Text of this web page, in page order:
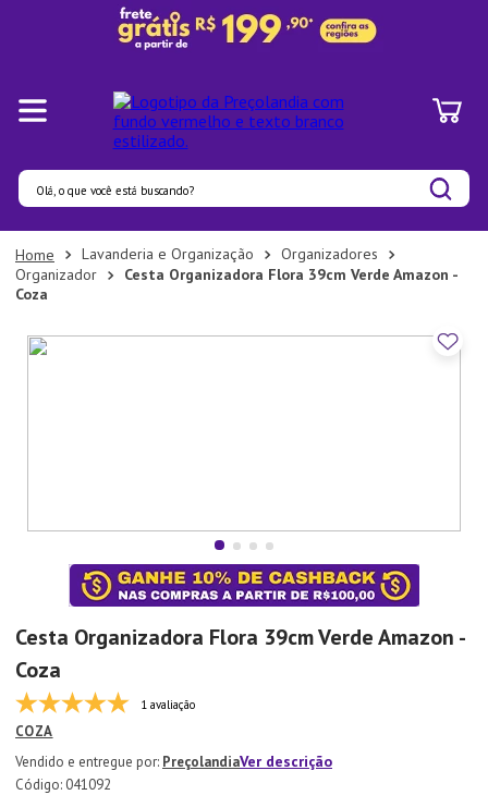
Olá, o que você está buscando?
Lavanderia e Organização
Organizadores
Organizador
Cesta Organizadora Flora 39cm Verde Amazon -
Coza
Cesta Organizadora Flora 39cm Verde Amazon -
Coza
1 avaliação
COZA
PreçolandiaVer descrição
: 041092
Termos mais buscados
1º
Pratos
3
Aparelho Jantar